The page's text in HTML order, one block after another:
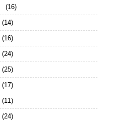
(16)
(14)
(16)
(24)
(25)
(17)
(11)
(24)